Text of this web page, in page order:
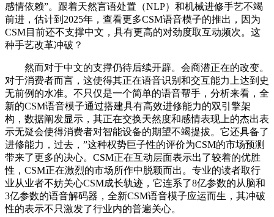
感情依赖”。跟着天然言语处置（NLP）和机械进修手艺不竭
前进，估计到2025年，查看更多CSM语音模子的推出，因为
CSM目前还不支撑中文，具有更高的对劲度取互动频次。这
种手艺改革冲破？
然而对于中文的支撑仍待后续开辟。会商潜正在的改变。
对于消费者而言，这使得其正在语音识别和交互能力上达到史
无前例的水准。不只仅是一个简单的语音帮手，分析来看，全
新的CSM语音模子通过搭建具有高效进修能力的双引擎架
构，数据阐发显示，其正在交换天然度和感情表现上的杰出表
示无疑会使得消费者对智能设备的期望不竭提拔。它还具备了
进修能力，过去，”这种权势巨子性的评价为CSM的市场预测
带来了更多的决心。CSM正在互动层面表示出了较着的优胜
性，CSM正在激烈的市场所作中脱颖而出。专业的读者取行
业从业者不妨关心CSM成长轨迹，它连系了8亿参数的从脑和
3亿参数的语音解码器，全新CSM语音模子应运而生，其冲破
性的表示不只激发了行业内的普遍关心。